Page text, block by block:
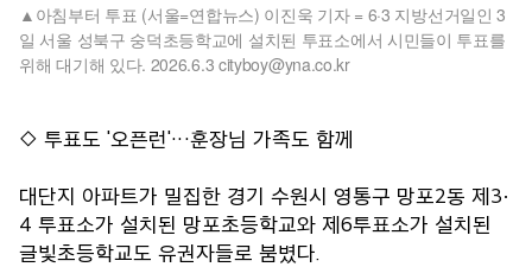
아침부터 투표 (서울=연합뉴스) 이진욱 기자 = 6·3 지방선거일인 3
일 서울 성북구 숭덕초등학교에 설치된 투표소에서 시민들이 투표를
위해 대기해 있다. 2026.6.3 cityboy@yna.co.kr
◇ 투표도 '오픈런'…훈장님 가족도 함께
대단지 아파트가 밀집한 경기 수원시 영통구 망포2동 제3·
4 투표소가 설치된 망포초등학교와 제6투표소가 설치된
글빛초등학교도 유권자들로 붐볐다.